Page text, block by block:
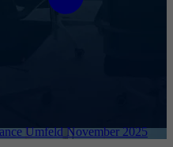
Umfeld November 2025